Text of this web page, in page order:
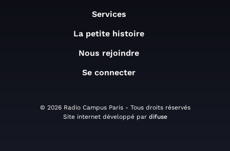
Services
La petite histoire
Nous rejoindre
Se connecter
© 2026 Radio Campus Paris - Tous droits réservés
Site internet développé par difuse